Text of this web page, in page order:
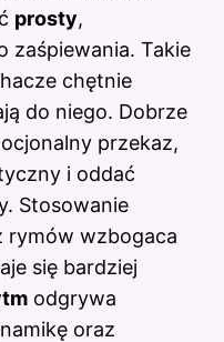
prosty,
zaśpiewania. Takie
chętnie
do niego. Dobrze
przekaz,
i oddać
Stosowanie
rymów wzbogaca
się bardziej
odgrywa
oraz